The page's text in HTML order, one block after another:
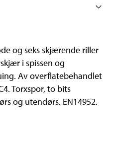
og seks skjærende riller
i spissen og
Av overflatebehandlet
Torxspor, to bits
og utendørs. EN14952.